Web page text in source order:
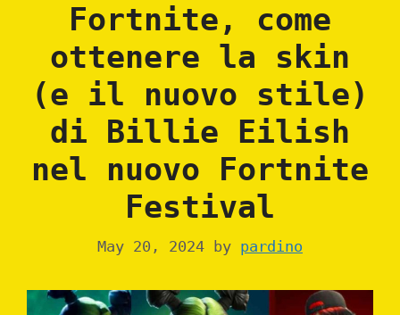
Fortnite, come
ottenere la skin
(e il nuovo stile)
di Billie Eilish
nel nuovo Fortnite
Festival
May 20, 2024 by pardino